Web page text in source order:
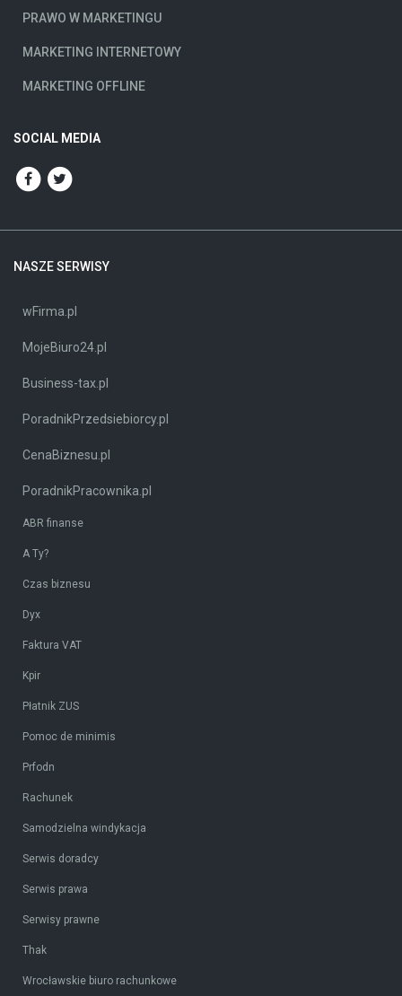
PRAWO W MARKETINGU
MARKETING INTERNETOWY
MARKETING OFFLINE
SOCIAL MEDIA
NASZE SERWISY
wFirma.pl
MojeBiuro24.pl
Business-tax.pl
PoradnikPrzedsiebiorcy.pl
CenaBiznesu.pl
PoradnikPracownika.pl
ABR finanse
A Ty?
Czas biznesu
Dyx
Faktura VAT
Kpir
Płatnik ZUS
Pomoc de minimis
Prfodn
Rachunek
Samodzielna windykacja
Serwis doradcy
Serwis prawa
Serwisy prawne
Thak
Wrocławskie biuro rachunkowe